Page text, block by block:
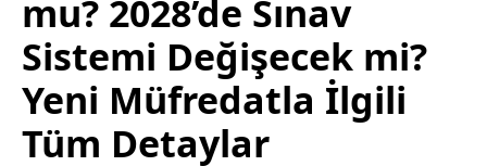
mu? 2028’de Sınav
Sistemi Değişecek mi?
Yeni Müfredatla İlgili
Tüm Detaylar